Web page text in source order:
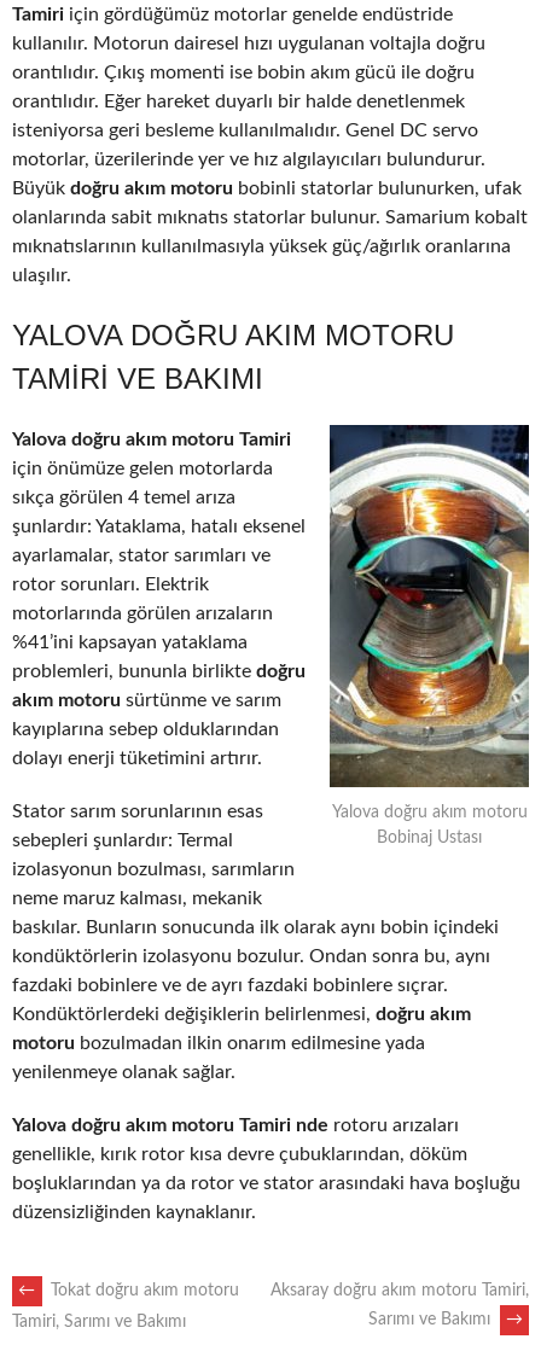
Tamiri için gördüğümüz motorlar genelde endüstride
kullanılır. Motorun dairesel hızı uygulanan voltajla doğru
orantılıdır. Çıkış momenti ise bobin akım gücü ile doğru
orantılıdır. Eğer hareket duyarlı bir halde denetlenmek
isteniyorsa geri besleme kullanılmalıdır. Genel DC servo
motorlar, üzerilerinde yer ve hız algılayıcıları bulundurur.
Büyük doğru akım motoru bobinli statorlar bulunurken, ufak
olanlarında sabit mıknatıs statorlar bulunur. Samarium kobalt
mıknatıslarının kullanılmasıyla yüksek güç/ağırlık oranlarına
ulaşılır.
YALOVA DOĞRU AKIM MOTORU
TAMIRI VE BAKIMI
Yalova doğru akım motoru
Bobinaj Ustası
Yalova doğru akım motoru Tamiri
için önümüze gelen motorlarda
sıkça görülen 4 temel arıza
şunlardır: Yataklama, hatalı eksenel
ayarlamalar, stator sarımları ve
rotor sorunları. Elektrik
motorlarında görülen arızaların
%41’ini kapsayan yataklama
problemleri, bununla birlikte doğru
akım motoru sürtünme ve sarım
kayıplarına sebep olduklarından
dolayı enerji tüketimini artırır.
Stator sarım sorunlarının esas
sebepleri şunlardır: Termal
izolasyonun bozulması, sarımların
neme maruz kalması, mekanik
baskılar. Bunların sonucunda ilk olarak aynı bobin içindeki
kondüktörlerin izolasyonu bozulur. Ondan sonra bu, aynı
fazdaki bobinlere ve de ayrı fazdaki bobinlere sıçrar.
Kondüktörlerdeki değişiklerin belirlenmesi, doğru akım
motoru bozulmadan ilkin onarım edilmesine yada
yenilenmeye olanak sağlar.
Yalova doğru akım motoru Tamiri nde rotoru arızaları
genellikle, kırık rotor kısa devre çubuklarından, döküm
boşluklarından ya da rotor ve stator arasındaki hava boşluğu
düzensizliğinden kaynaklanır.
POST
←
Tokat doğru akım motoru
Tamiri, Sarımı ve Bakımı
Aksaray doğru akım motoru Tamiri,
Sarımı ve Bakımı
→